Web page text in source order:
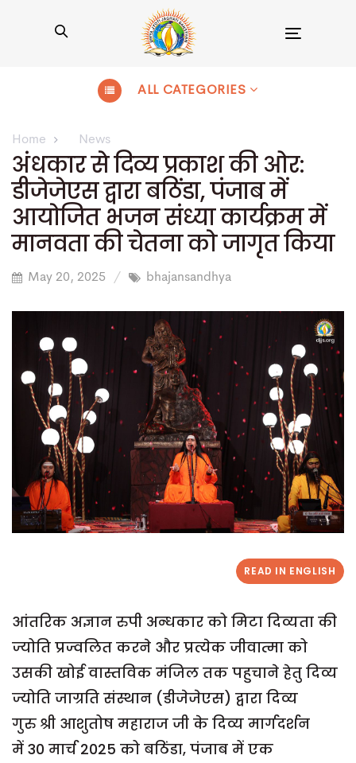
ALL CATEGORIES
Home News
अंधकार से दिव्य प्रकाश की ओर:
डीजेजेएस द्वारा बठिंडा, पंजाब में
आयोजित भजन संध्या कार्यक्रम में
मानवता की चेतना को जागृत किया
May 20, 2025 bhajansandhya
READ IN ENGLISH
आंतरिक अज्ञान रुपी अन्धकार को मिटा दिव्यता की
ज्योति प्रज्वलित करने और प्रत्येक जीवात्मा को
उसकी खोई वास्तविक मंजिल तक पहुचाने हेतु दिव्य
ज्योति जाग्रति संस्थान (डीजेजेएस) द्वारा दिव्य
गुरु श्री आशुतोष महाराज जी के दिव्य मार्गदर्शन
में 30 मार्च 2025 को बठिंडा, पंजाब में एक